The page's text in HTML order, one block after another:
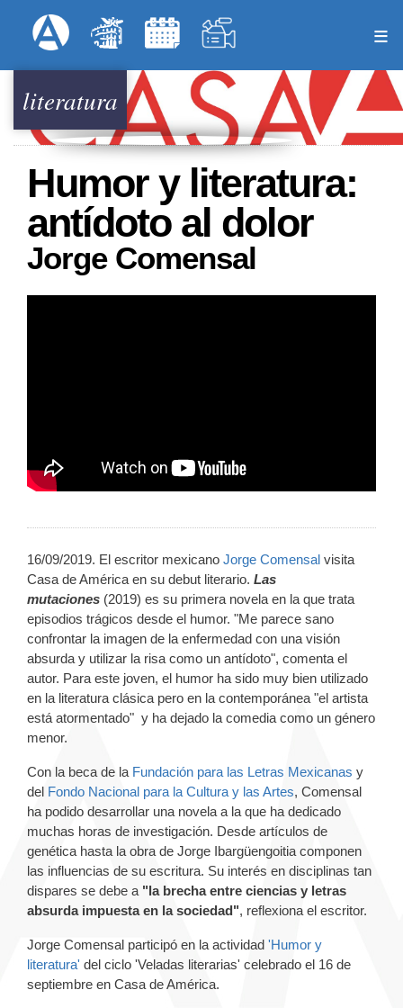
al
principal
Menú Superior
literatura
Humor y literatura:
antídoto al dolor
Jorge Comensal
16/09/2019. El escritor mexicano Jorge Comensal visita
Casa de América en su debut literario. Las
mutaciones (2019) es su primera novela en la que trata
episodios trágicos desde el humor. "Me parece sano
confrontar la imagen de la enfermedad con una visión
absurda y utilizar la risa como un antídoto", comenta el
autor. Para este joven, el humor ha sido muy bien utilizado
en la literatura clásica pero en la contemporánea "el artista
está atormentado" y ha dejado la comedia como un género
menor.
Con la beca de la Fundación para las Letras Mexicanas y
del Fondo Nacional para la Cultura y las Artes, Comensal
ha podido desarrollar una novela a la que ha dedicado
muchas horas de investigación. Desde artículos de
genética hasta la obra de Jorge Ibargüengoitia componen
las influencias de su escritura. Su interés en disciplinas tan
dispares se debe a "la brecha entre ciencias y letras
absurda impuesta en la sociedad", reflexiona el escritor.
Jorge Comensal participó en la actividad 'Humor y
literatura' del ciclo 'Veladas literarias' celebrado el 16 de
septiembre en Casa de América.